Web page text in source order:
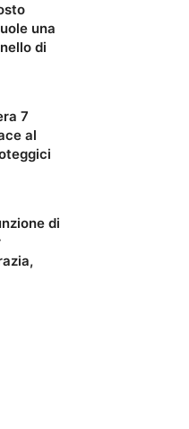
una
di
7
al
di